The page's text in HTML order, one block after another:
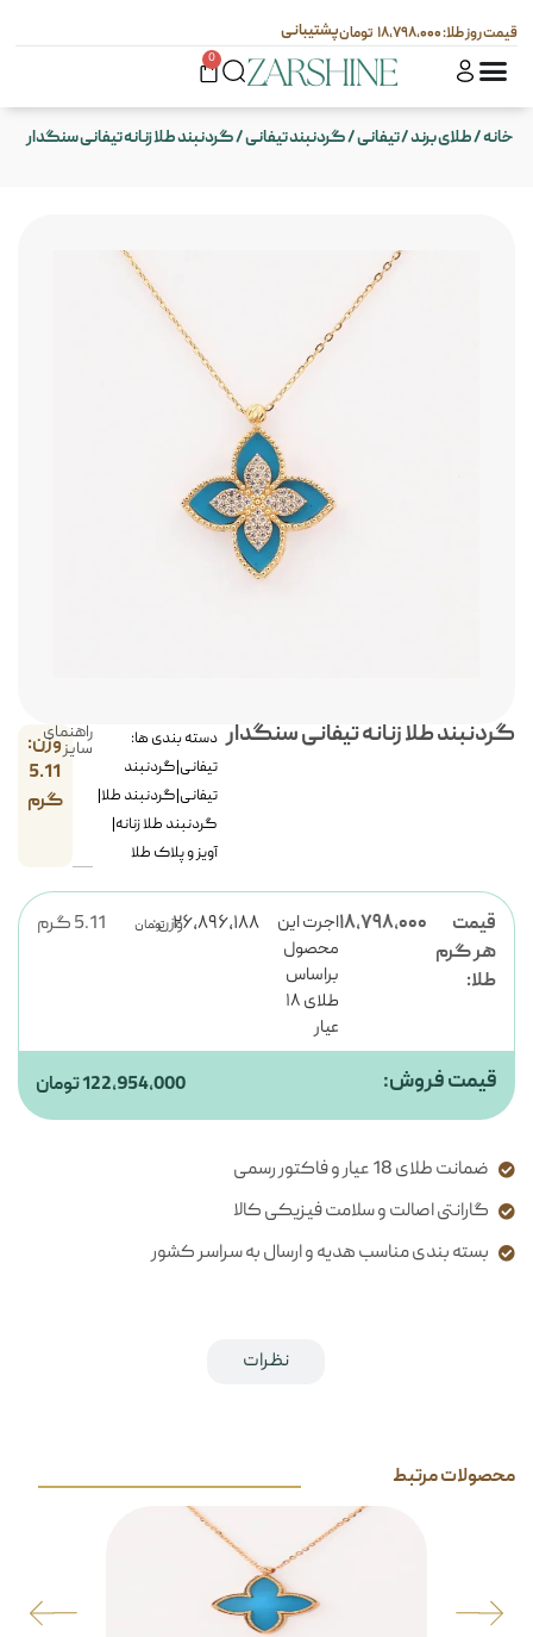
۱۸,۷۹۸,۰۰۰ پشتیبانی
0
خانه/طلای برند/تیفانی/گردنبند تیفانی/ گردنبند طلا زنانه تیفانی سنگدار
گردنبند طلا زنانه تیفانی سنگدار
وزن:
5.11
گرم
دسته بندی ها:
تیفانی|گردنبند
تیفانی|گردنبند طلا|
گردنبند طلا زنانه|
آویز و پلاک طلا
راهنمای
سایز
قیمت
هر گرم
طلا:
۱۸,۷۹۸,۰۰۰اجرت این
محصول
براساس
طلای ۱۸
عیار
۲۶,۸۹۶,۱۸۸ تومانوزن: 5.11 گرم
قیمت فروش: 122,954,000تومان
ضمانت طلای 18 عیار و فاکتور رسمی
گارانتی اصالت و سلامت فیزیکی کالا
بسته بندی مناسب هدیه و ارسال به سراسر کشور
نظرات
محصولات مرتبط